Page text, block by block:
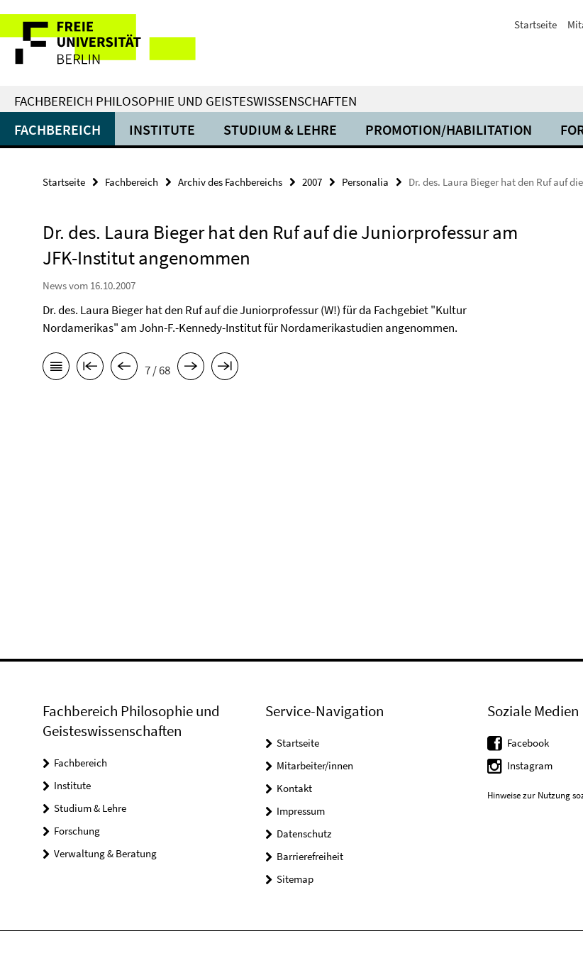
direkt
Inhalt
Service-
Navigation
Startseite
FACHBEREICH PHILOSOPHIE UND GEISTESWISSENSCHAFTEN
FACHBEREICH INSTITUTE STUDIUM & LEHRE PROMOTION/HABILITATION
Startseite Fachbereich Archiv des Fachbereichs 2007 Personalia Dr. des. Laura Bieger hat den Ruf auf
Dr. des. Laura Bieger hat den Ruf auf die Juniorprofessur am
JFK-Institut angenommen
News vom 16.10.2007
Dr. des. Laura Bieger hat den Ruf auf die Juniorprofessur (W!) für da Fachgebiet "Kultur
Nordamerikas" am John-F.-Kennedy-Institut für Nordamerikastudien angenommen.
7 / 68
Fachbereich Philosophie und
Geisteswissenschaften
Fachbereich
Institute
Studium & Lehre
Forschung
Verwaltung & Beratung
Service-Navigation
Startseite
Mitarbeiter/innen
Kontakt
Impressum
Datenschutz
Barrierefreiheit
Sitemap
Soziale Medien
Facebook
Instagram
Hinweise zur Nutzung